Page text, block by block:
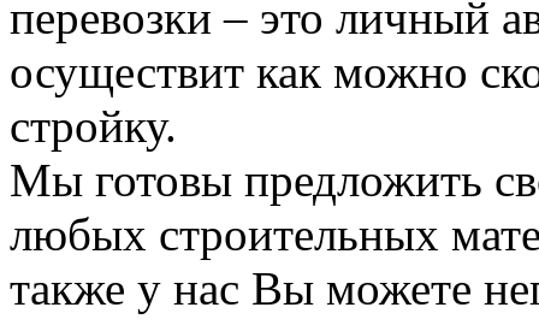
перевозки – это личный
осуществит как можно
стройку.
Мы готовы предложить
любых строительных
также у нас Вы можете